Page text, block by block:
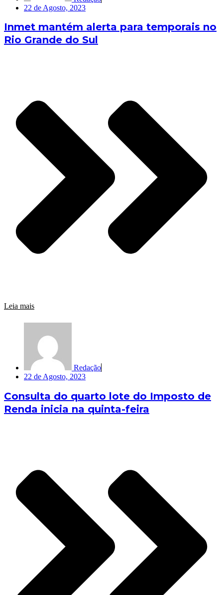
22 de Agosto, 2023
Inmet mantém alerta para temporais no
Rio Grande do Sul
Leia mais
Redação
22 de Agosto, 2023
Consulta do quarto lote do Imposto de
Renda inicia na quinta-feira